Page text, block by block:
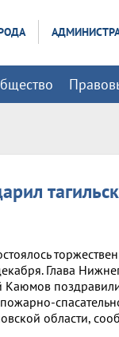
Глава
Каюмов
области,